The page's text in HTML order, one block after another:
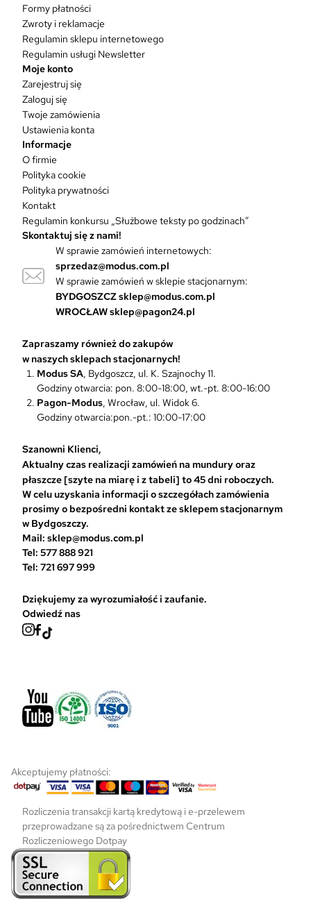
m
n
ó
w
.
O
p
j
e
m
o
ż
n
b
r
a
ć
o
Formy płatności
Zwroty i reklamacje
Regulamin sklepu internetowego
Regulamin usługi Newsletter
Moje konto
Zarejestruj się
Zaloguj się
Twoje zamówienia
Ustawienia konta
Informacje
O firmie
Polityka cookie
Polityka prywatności
Kontakt
Regulamin konkursu „Służbowe teksty po godzinach”
Skontaktuj się z nami!
W sprawie zamówień internetowych:
sprzedaz@modus.com.pl
W sprawie zamówień w sklepie stacjonarnym:
BYDGOSZCZsklep@modus.com.pl
WROCŁAWsklep@pagon24.pl
Zapraszamy również do zakupów
w naszych sklepach stacjonarnych!
Modus SA, Bydgoszcz, ul. K. Szajnochy 11.
Godziny otwarcia: pon. 8:00-18:00, wt.-pt. 8:00-16:00
Pagon-Modus, Wrocław, ul. Widok 6.
Godziny otwarcia:pon.-pt.: 10:00-17:00
Szanowni Klienci,
Aktualny czas realizacji zamówień na mundury oraz
płaszcze [szyte na miarę i z tabeli] to 45 dni roboczych.
W celu uzyskania informacji o szczegółach zamówienia
prosimy o bezpośredni kontakt ze sklepem stacjonarnym
w Bydgoszczy.
Mail: sklep@modus.com.pl
Tel: 577 888 921
Tel: 721 697 999
Dziękujemy za wyrozumiałość i zaufanie.
Odwiedź nas
Akceptujemy płatności:
Rozliczenia transakcji kartą kredytową i e-przelewem
przeprowadzane są za pośrednictwem Centrum
Rozliczeniowego Dotpay